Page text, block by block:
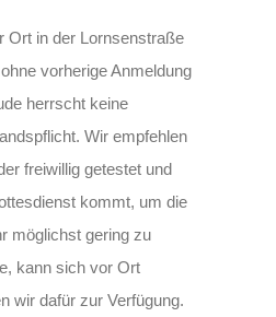
Ort in der Lornsenstraße
vorherige Anmeldung
herrscht keine
Wir empfehlen
freiwillig getestet und
kommt, um die
möglichst gering zu
kann sich vor Ort
wir dafür zur Verfügung.